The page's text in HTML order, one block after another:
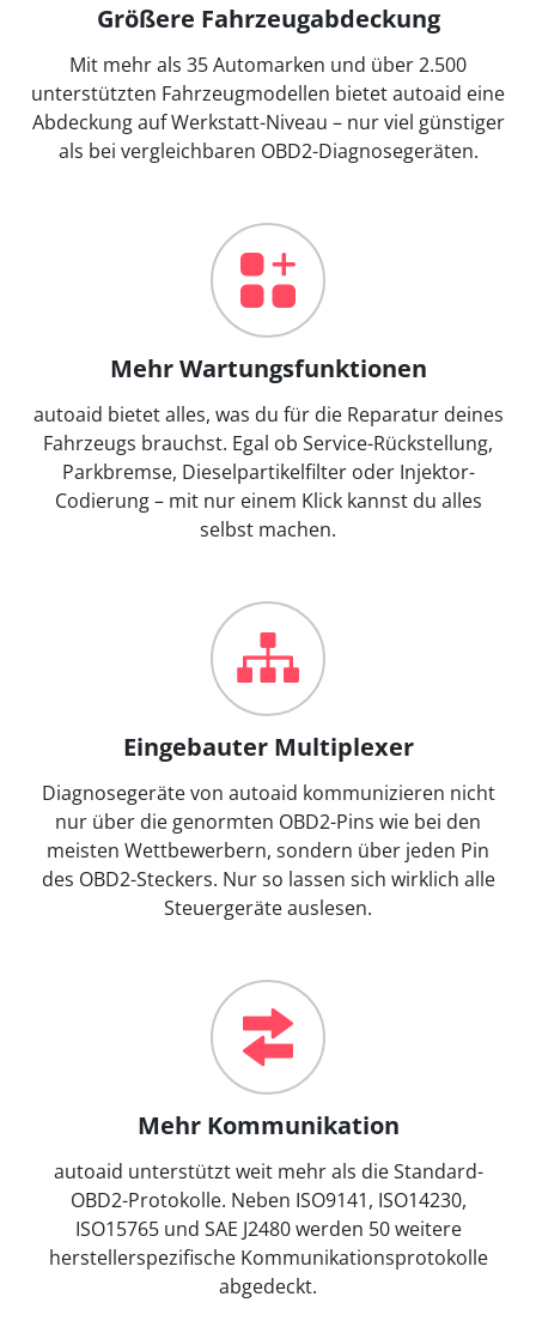
Größere Fahrzeugabdeckung
Mit mehr als 35 Automarken und über 2.500
unterstützten Fahrzeugmodellen bietet autoaid eine
Abdeckung auf Werkstatt-Niveau – nur viel günstiger
als bei vergleichbaren OBD2-Diagnosegeräten.
Mehr Wartungsfunktionen
autoaid bietet alles, was du für die Reparatur deines
Fahrzeugs brauchst. Egal ob Service-Rückstellung,
Parkbremse, Dieselpartikelfilter oder Injektor-
Codierung – mit nur einem Klick kannst du alles
selbst machen.
Eingebauter Multiplexer
Diagnosegeräte von autoaid kommunizieren nicht
nur über die genormten OBD2-Pins wie bei den
meisten Wettbewerbern, sondern über jeden Pin
des OBD2-Steckers. Nur so lassen sich wirklich alle
Steuergeräte auslesen.
Mehr Kommunikation
autoaid unterstützt weit mehr als die Standard-
OBD2-Protokolle. Neben ISO9141, ISO14230,
ISO15765 und SAE J2480 werden 50 weitere
herstellerspezifische Kommunikationsprotokolle
abgedeckt.